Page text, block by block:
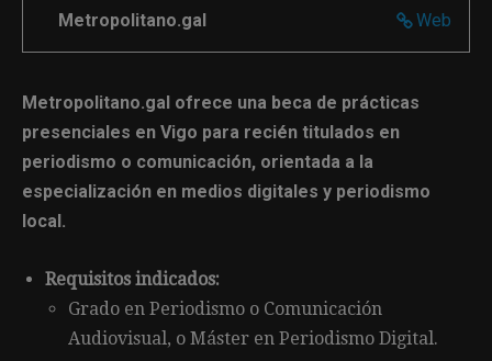
Web
Metropolitano.gal
Metropolitano.gal ofrece una beca de prácticas
presenciales en Vigo para recién titulados en
periodismo o comunicación, orientada a la
especialización en medios digitales y periodismo
local.
Requisitos indicados:
Grado en Periodismo o Comunicación
Audiovisual, o Máster en Periodismo Digital.